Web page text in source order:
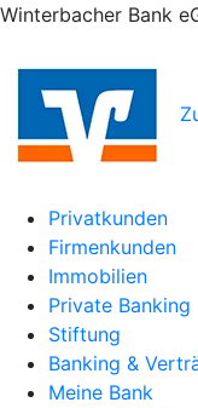
Winterbacher Bank
Privatkunden
Firmenkunden
Immobilien
Private Banking
Stiftung
Banking &
Meine Bank